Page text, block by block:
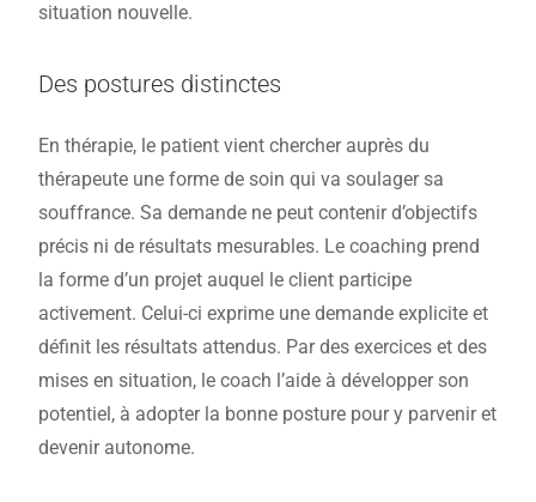
situation nouvelle.
Des postures distinctes
En thérapie, le patient vient chercher auprès du
thérapeute une forme de soin qui va soulager sa
souffrance. Sa demande ne peut contenir d’objectifs
précis ni de résultats mesurables. Le coaching prend
la forme d’un projet auquel le client participe
activement. Celui-ci exprime une demande explicite et
définit les résultats attendus. Par des exercices et des
mises en situation, le coach l’aide à développer son
potentiel, à adopter la bonne posture pour y parvenir et
devenir autonome.